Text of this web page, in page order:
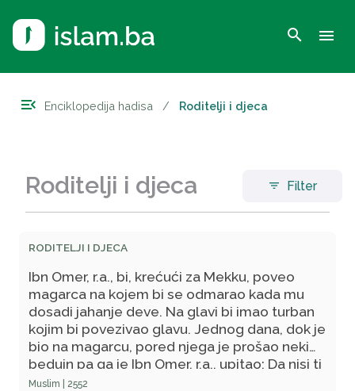
search menu
menu_open Enciklopedija hadisa / Roditelji i djeca
filter_list Filter
Roditelji i djeca
RODITELJI I DJECA
Ibn Omer, r.a., bi, krećući za Mekku, poveo
magarca na kojem bi se odmarao kada mu
dosadi jahanje deve. Na glavi bi imao turban
kojim bi povezivao glavu. Jednog dana, dok je
bio na magarcu, pored njega je prošao neki
beduin pa ga je Ibn Omer, r.a., upitao: Da nisi ti
sin toga i toga? Rekao je: Jesam! Ibn Omer,
Muslim | 2552